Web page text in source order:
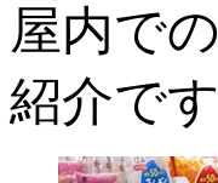
屋内で
紹介で